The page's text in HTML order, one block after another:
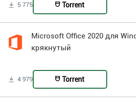
5 775 Torrent
Microsoft Office 2020 для
крякнутый
4 979 Torrent